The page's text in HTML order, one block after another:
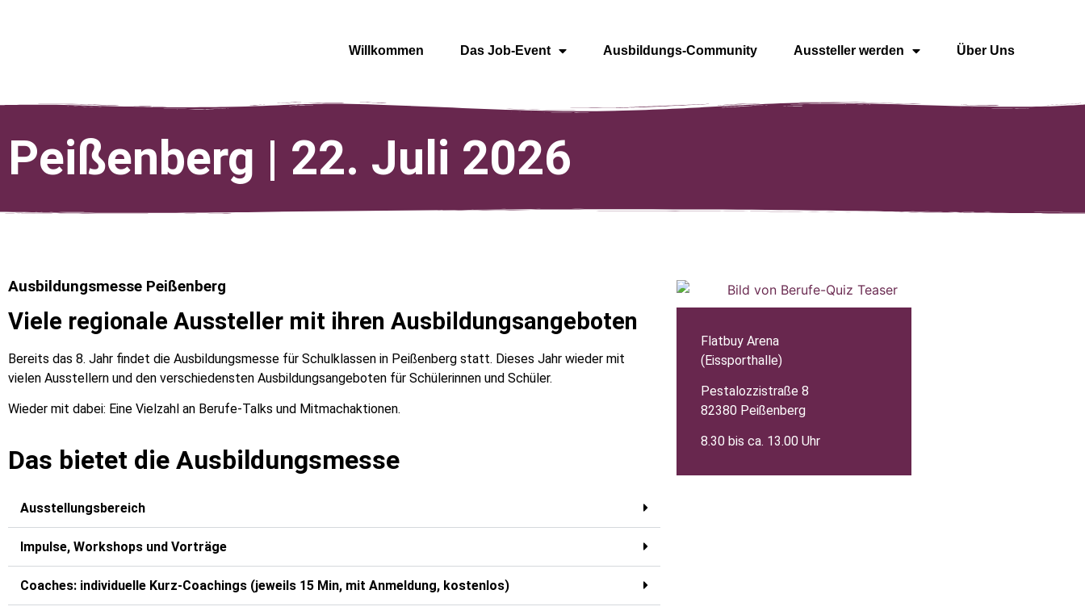
Willkommen Das Job-Event Ausbildungs-Community Aussteller werden Über Uns
Peißenberg | 22. Juli 2026
Ausbildungsmesse Peißenberg
Viele regionale Aussteller mit ihren Ausbildungsangeboten
Bereits das 8. Jahr findet die Ausbildungsmesse für Schulklassen in Peißenberg statt. Dieses Jahr wieder mit
vielen Ausstellern und den verschiedensten Ausbildungsangeboten für Schülerinnen und Schüler.
Wieder mit dabei: Eine Vielzahl an Berufe-Talks und Mitmachaktionen.
Das bietet die Ausbildungsmesse
Ausstellungsbereich
Impulse, Workshops und Vorträge
Coaches: individuelle Kurz-Coachings (jeweils 15 Min, mit Anmeldung, kostenlos)
Flatbuy Arena
(Eissporthalle)
Pestalozzistraße 8
82380 Peißenberg
8.30 bis ca. 13.00 Uhr